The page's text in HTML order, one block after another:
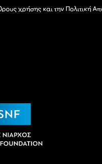
χρήσης και την Πολιτική